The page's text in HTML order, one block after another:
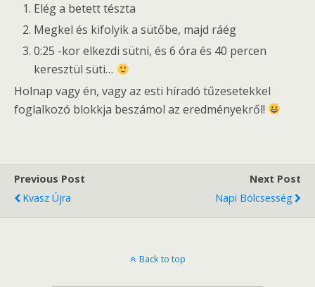
Elég a betett tészta
Megkel és kifolyik a sütőbe, majd ráég
0:25 -kor elkezdi sütni, és 6 óra és 40 percen
keresztül süti…
Holnap vagy én, vagy az esti híradó tűzesetekkel
foglalkozó blokkja beszámol az eredményekről!
Previous Post
Kvasz Újra
Next Post
Napi Bölcsesség
Back to top